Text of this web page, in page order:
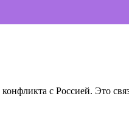
с Россией. Это